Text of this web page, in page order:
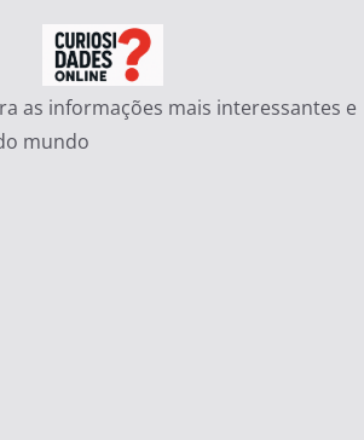
as informações mais interessantes e
mundo